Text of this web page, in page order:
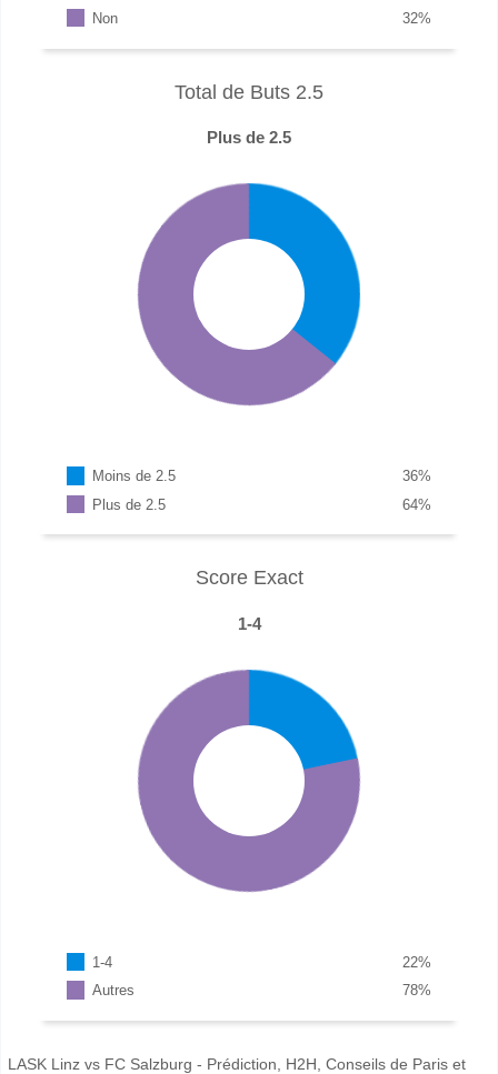
Non
%
32
Total de Buts 2.5
Plus de 2.5
Moins de 2.5 %
36
Plus de 2.5
%
64
Score Exact
1-4
1-4 %
22
Autres
%
78
LASK Linz vs FC Salzburg - Prédiction, H2H, Conseils de Paris et